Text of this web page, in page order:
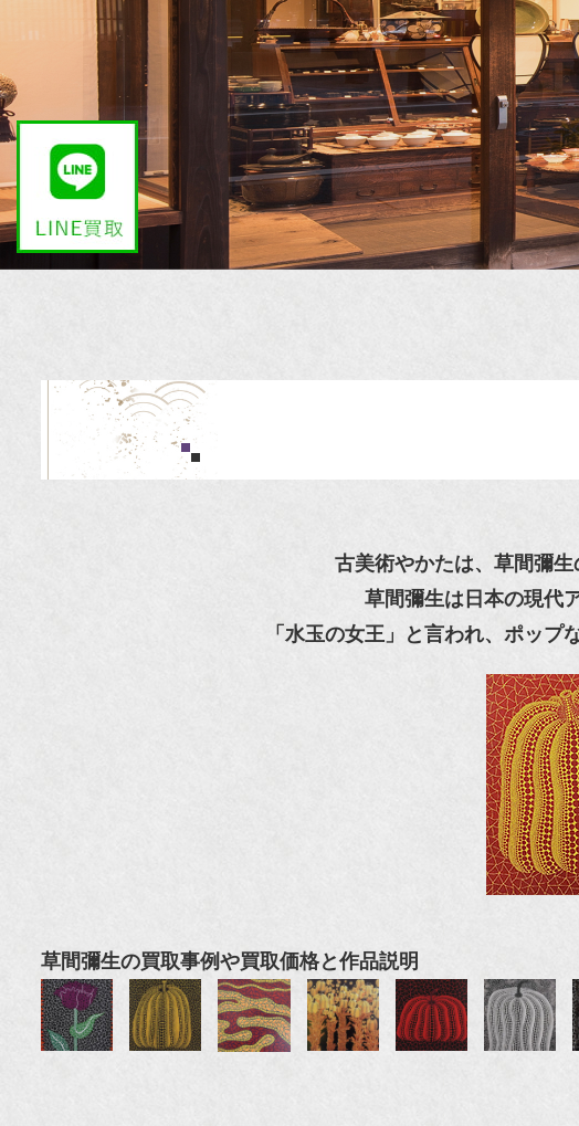
古美術やかたは、草間彌
草間彌生は日本の現代
「水玉の女王」と言われ、ポップ
草間彌生の買取事例や買取価格と作品説明